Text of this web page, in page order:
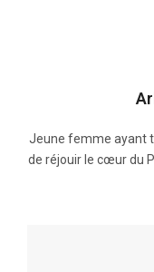
Jeune femme ayant
de réjouir le cœur du